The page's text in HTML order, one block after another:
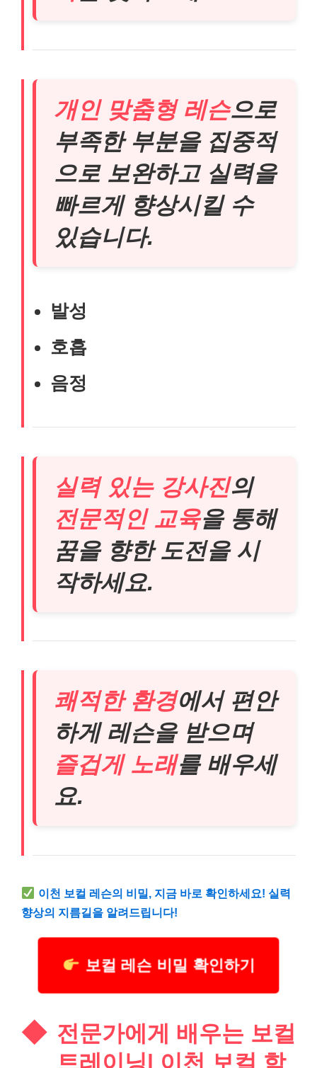
개인 맞춤형 레슨으로
부족한 부분을 집중적
으로 보완하고 실력을
빠르게 향상시킬 수
있습니다.
발성
호흡
음정
실력 있는 강사진의
전문적인 교육을 통해
꿈을 향한 도전을 시
작하세요.
쾌적한 환경에서 편안
하게 레슨을 받으며
즐겁게 노래를 배우세
요.
이천 보컬 레슨의 비밀, 지금 바로 확인하세요! 실력
향상의 지름길을 알려드립니다!
보컬 레슨 비밀 확인하기
전문가에게 배우는 보컬
트레이닝| 이천 보컬 학